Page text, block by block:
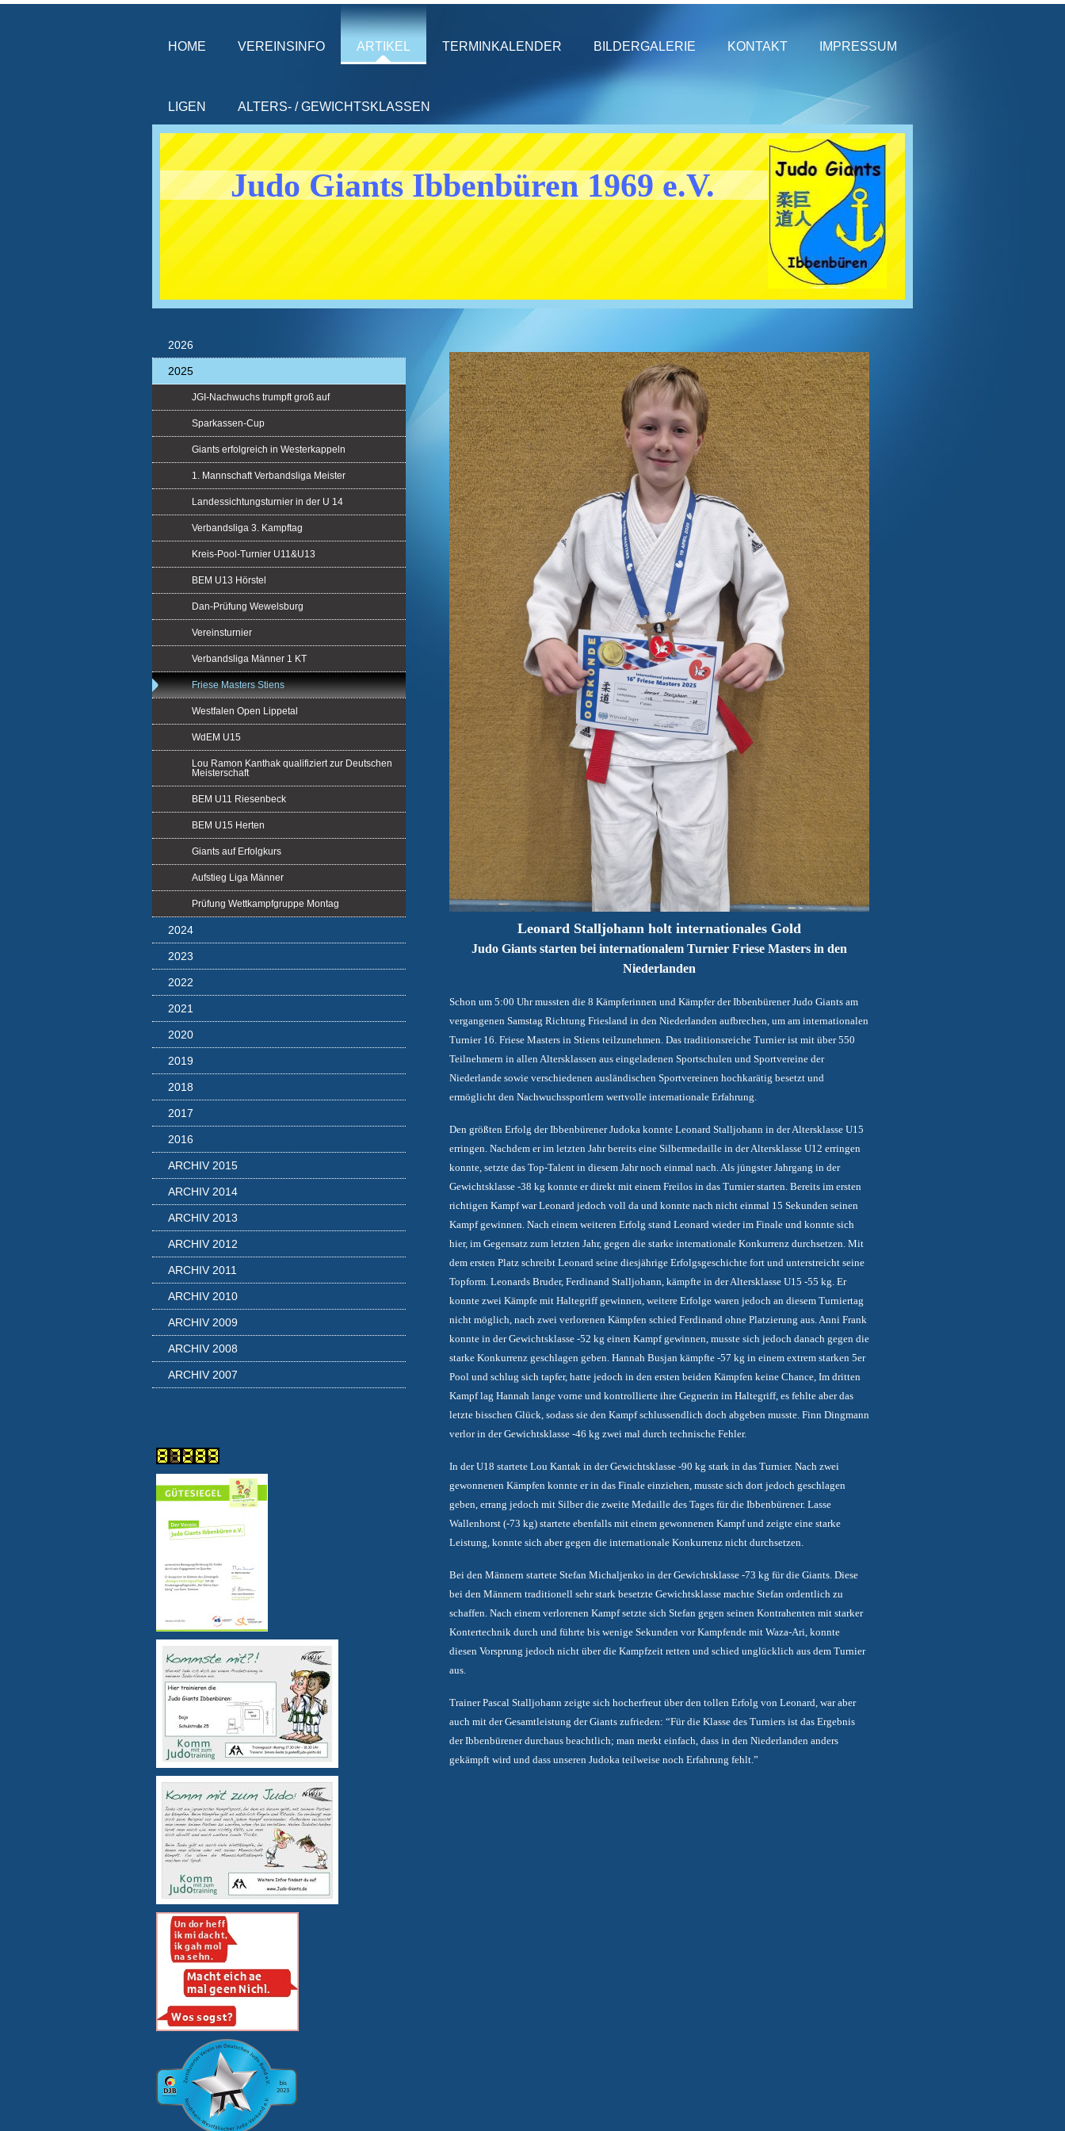
HOME VEREINSINFO ARTIKEL TERMINKALENDER BILDERGALERIE KONTAKT IMPRESSUM
LIGEN ALTERS- / GEWICHTSKLASSEN
Judo Giants Ibbenbüren 1969 e.V.
Leonard Stalljohann holt internationales Gold
Judo Giants starten bei internationalem Turnier Friese Masters in den
Niederlanden
Schon um 5:00 Uhr mussten die 8 Kämpferinnen und Kämpfer der Ibbenbürener Judo Giants am
vergangenen Samstag Richtung Friesland in den Niederlanden aufbrechen, um am internationalen
Turnier 16. Friese Masters in Stiens teilzunehmen. Das traditionsreiche Turnier ist mit über 550
Teilnehmern in allen Altersklassen aus eingeladenen Sportschulen und Sportvereine der
Niederlande sowie verschiedenen ausländischen Sportvereinen hochkarätig besetzt und
ermöglicht den Nachwuchssportlern wertvolle internationale Erfahrung.
Den größten Erfolg der Ibbenbürener Judoka konnte Leonard Stalljohann in der Altersklasse U15
erringen. Nachdem er im letzten Jahr bereits eine Silbermedaille in der Altersklasse U12 erringen
konnte, setzte das Top-Talent in diesem Jahr noch einmal nach. Als jüngster Jahrgang in der
Gewichtsklasse -38 kg konnte er direkt mit einem Freilos in das Turnier starten. Bereits im ersten
richtigen Kampf war Leonard jedoch voll da und konnte nach nicht einmal 15 Sekunden seinen
Kampf gewinnen. Nach einem weiteren Erfolg stand Leonard wieder im Finale und konnte sich
hier, im Gegensatz zum letzten Jahr, gegen die starke internationale Konkurrenz durchsetzen. Mit
dem ersten Platz schreibt Leonard seine diesjährige Erfolgsgeschichte fort und unterstreicht seine
Topform. Leonards Bruder, Ferdinand Stalljohann, kämpfte in der Altersklasse U15 -55 kg. Er
konnte zwei Kämpfe mit Haltegriff gewinnen, weitere Erfolge waren jedoch an diesem Turniertag
nicht möglich, nach zwei verlorenen Kämpfen schied Ferdinand ohne Platzierung aus. Anni Frank
konnte in der Gewichtsklasse -52 kg einen Kampf gewinnen, musste sich jedoch danach gegen die
starke Konkurrenz geschlagen geben. Hannah Busjan kämpfte -57 kg in einem extrem starken 5er
Pool und schlug sich tapfer, hatte jedoch in den ersten beiden Kämpfen keine Chance, Im dritten
Kampf lag Hannah lange vorne und kontrollierte ihre Gegnerin im Haltegriff, es fehlte aber das
letzte bisschen Glück, sodass sie den Kampf schlussendlich doch abgeben musste. Finn Dingmann
verlor in der Gewichtsklasse -46 kg zwei mal durch technische Fehler.
In der U18 startete Lou Kantak in der Gewichtsklasse -90 kg stark in das Turnier. Nach zwei
gewonnenen Kämpfen konnte er in das Finale einziehen, musste sich dort jedoch geschlagen
geben, errang jedoch mit Silber die zweite Medaille des Tages für die Ibbenbürener. Lasse
Wallenhorst (-73 kg) startete ebenfalls mit einem gewonnenen Kampf und zeigte eine starke
Leistung, konnte sich aber gegen die internationale Konkurrenz nicht durchsetzen.
Bei den Männern startete Stefan Michaljenko in der Gewichtsklasse -73 kg für die Giants. Diese
bei den Männern traditionell sehr stark besetzte Gewichtsklasse machte Stefan ordentlich zu
schaffen. Nach einem verlorenen Kampf setzte sich Stefan gegen seinen Kontrahenten mit starker
Kontertechnik durch und führte bis wenige Sekunden vor Kampfende mit Waza-Ari, konnte
diesen Vorsprung jedoch nicht über die Kampfzeit retten und schied unglücklich aus dem Turnier
aus.
Trainer Pascal Stalljohann zeigte sich hocherfreut über den tollen Erfolg von Leonard, war aber
auch mit der Gesamtleistung der Giants zufrieden: “Für die Klasse des Turniers ist das Ergebnis
der Ibbenbürener durchaus beachtlich; man merkt einfach, dass in den Niederlanden anders
gekämpft wird und dass unseren Judoka teilweise noch Erfahrung fehlt.”
2026
2025
JGI-Nachwuchs trumpft groß auf
Sparkassen-Cup
Giants erfolgreich in Westerkappeln
1. Mannschaft Verbandsliga Meister
Landessichtungsturnier in der U 14
Verbandsliga 3. Kampftag
Kreis-Pool-Turnier U11&U13
BEM U13 Hörstel
Dan-Prüfung Wewelsburg
Vereinsturnier
Verbandsliga Männer 1 KT
Friese Masters Stiens
Westfalen Open Lippetal
WdEM U15
Lou Ramon Kanthak qualifiziert zur Deutschen
Meisterschaft
BEM U11 Riesenbeck
BEM U15 Herten
Giants auf Erfolgkurs
Aufstieg Liga Männer
Prüfung Wettkampfgruppe Montag
2024
2023
2022
2021
2020
2019
2018
2017
2016
ARCHIV 2015
ARCHIV 2014
ARCHIV 2013
ARCHIV 2012
ARCHIV 2011
ARCHIV 2010
ARCHIV 2009
ARCHIV 2008
ARCHIV 2007